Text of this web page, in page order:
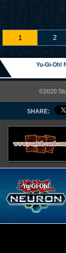
1 2
Yu-Gi-Oh!
©2020
SHARE: